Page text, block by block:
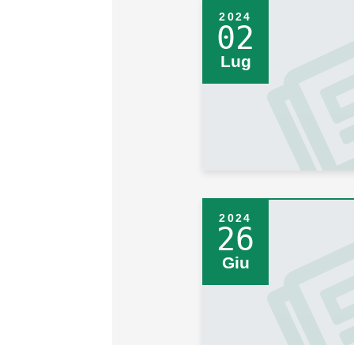
2024
02
Lug
2024
26
Giu